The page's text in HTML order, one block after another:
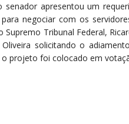
senador apresentou um
negociar com os
Supremo Tribunal Federal,
Oliveira solicitando o
projeto foi colocado em